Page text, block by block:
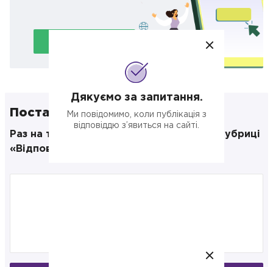
Поставте своє запитання
Раз на тиждень публікуємо відповіді в рубриці
«Відповідаємо на запитання»
Дякуємо за запитання.
Ми повідомимо, коли публікація з
відповіддю з’явиться на сайті.